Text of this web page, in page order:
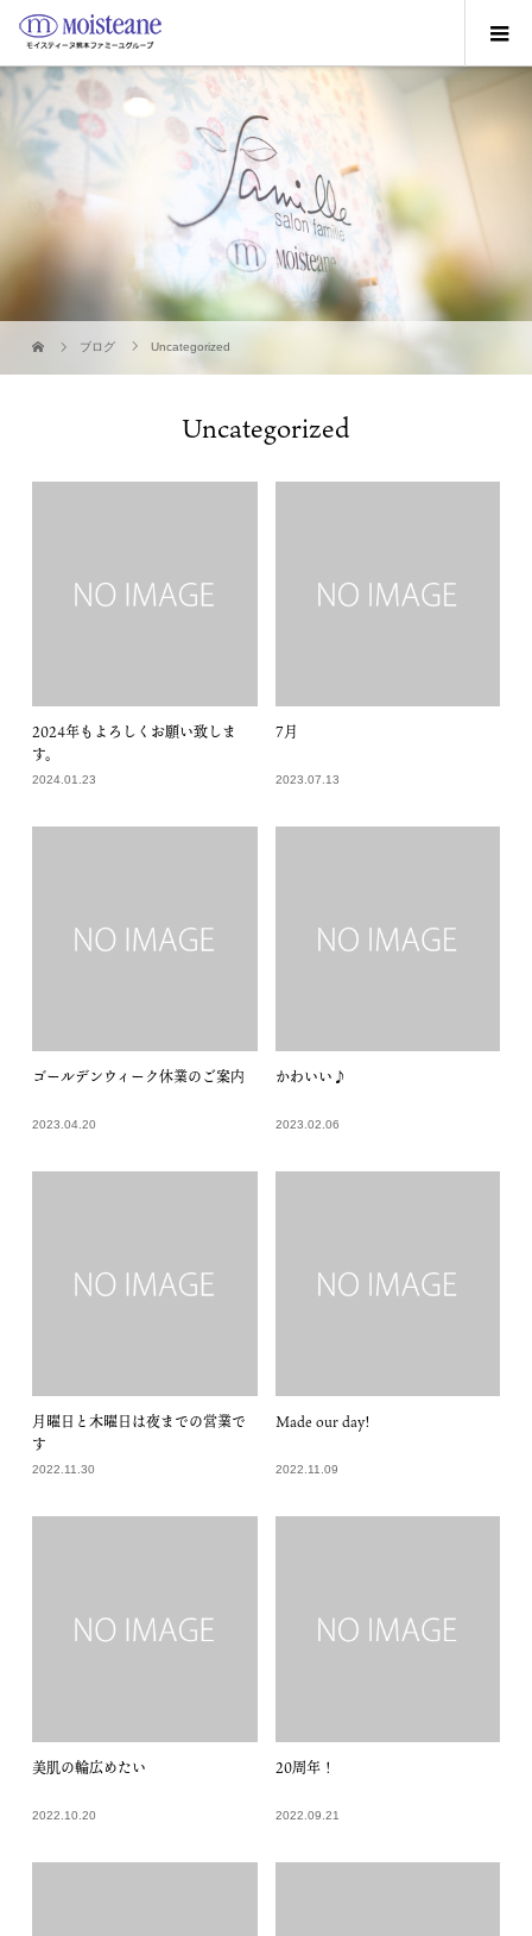
ブログ Uncategorized
Uncategorized
2024年もよろしくお願い致しま
す。
2024.01.23
7月
2023.07.13
ゴールデンウィーク休業のご案内
2023.04.20
かわいい♪
2023.02.06
月曜日と木曜日は夜までの営業で
す
2022.11.30
Made our day!
2022.11.09
美肌の輪広めたい
2022.10.20
20周年！
2022.09.21